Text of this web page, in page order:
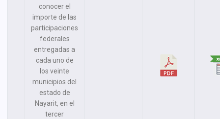
conocer el
importe de las
participaciones
federales
entregadas a
cada uno de
los veinte
municipios del
estado de
Nayarit, en el
tercer